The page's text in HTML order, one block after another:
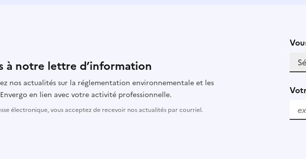
à notre lettre d’information
nos actualités sur la réglementation environnementale et les
en lien avec votre activité professionnelle.
électronique, vous acceptez de recevoir nos actualités par courriel.